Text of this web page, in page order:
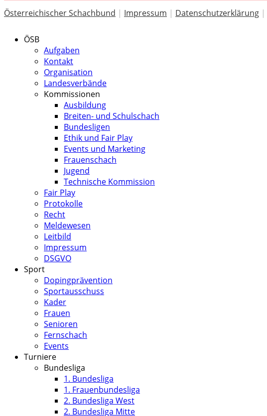
Österreichischer Schachbund | Impressum | Datenschutzerklärung |
ÖSB
Aufgaben
Kontakt
Organisation
Landesverbände
Kommissionen
Ausbildung
Breiten- und Schulschach
Bundesligen
Ethik und Fair Play
Events und Marketing
Frauenschach
Jugend
Technische Kommission
Fair Play
Protokolle
Recht
Meldewesen
Leitbild
Impressum
DSGVO
Sport
Dopingprävention
Sportausschuss
Kader
Frauen
Senioren
Fernschach
Events
Turniere
Bundesliga
1. Bundesliga
1. Frauenbundesliga
2. Bundesliga West
2. Bundesliga Mitte